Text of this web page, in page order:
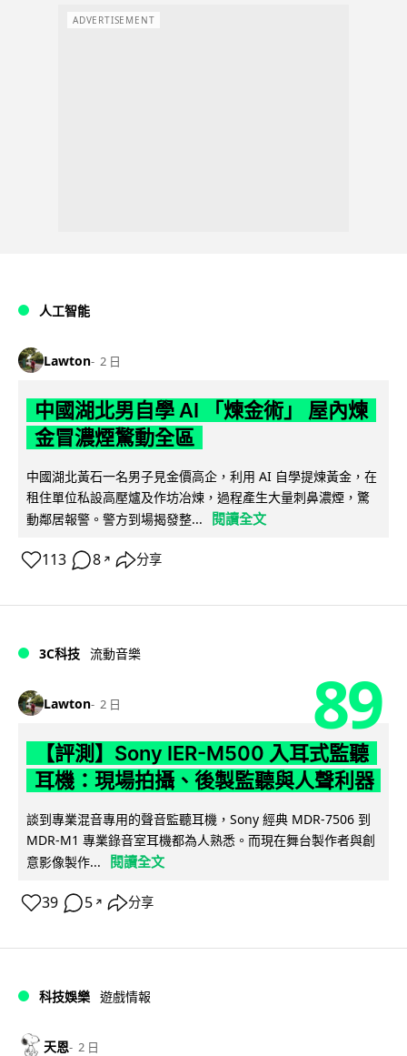
ADVERTISEMENT
人工智能
Lawton 2 日
中國湖北男自學 AI 「煉金術」 屋內煉
金冒濃煙驚動全區
中國湖北黃石一名男子見金價高企，利用 AI 自學提煉黃金，在
租住單位私設高壓爐及作坊冶煉，過程產生大量刺鼻濃煙，驚
動鄰居報警。警方到場揭發整...
閱讀全文
113 8 ↗ 分享
3C科技 流動音樂
Lawton 2 日 89
【評測】Sony IER-M500 入耳式監聽
耳機：現場拍攝、後製監聽與人聲利器
談到專業混音專用的聲音監聽耳機，Sony 經典 MDR-7506 到
MDR-M1 專業錄音室耳機都為人熟悉。而現在舞台製作者與創
意影像製作...
閱讀全文
39 5 ↗ 分享
科技娛樂 遊戲情報
天恩 2 日